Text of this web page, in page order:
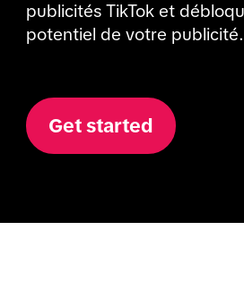
publicités TikTok et
potentiel de votre publicité.
Get started